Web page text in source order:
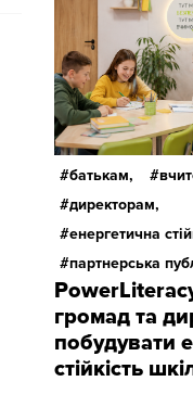
батькам,
директорам,
енергетична
партнерська
громад та
побудувати
стійкість